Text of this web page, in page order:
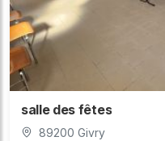
salle des fêtes
89200 Givry